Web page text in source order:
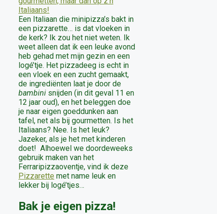
Een Italiaan die minipizza’s bakt in
een pizzarette… is dat vloeken in
de kerk? Ik zou het niet weten. Ik
weet alleen dat ik een leuke avond
heb gehad met mijn gezin en een
logé’tje. Het pizzadeeg is echt in
een vloek en een zucht gemaakt,
de ingrediënten laat je door de
bambini snijden (in dit geval 11 en
12 jaar oud), en het beleggen doe
je naar eigen goeddunken aan
tafel, net als bij gourmetten. Is het
Italiaans? Nee. Is het leuk?
Jazeker, als je het met kinderen
doet! Alhoewel we doordeweeks
gebruik maken van het
Ferraripizzaoventje, vind ik deze
Pizzarette met name leuk en
lekker bij logé’tjes…
Bak je eigen pizza!